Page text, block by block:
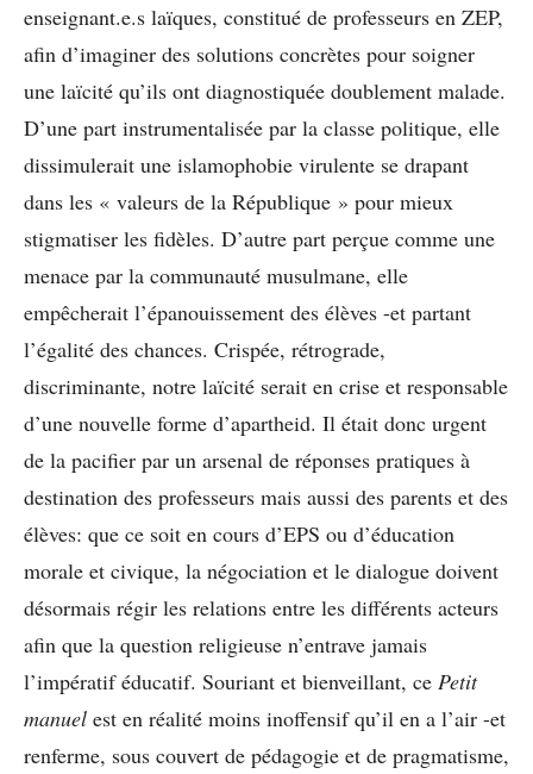
enseignant.e.s laïques, constitué de professeurs en ZEP,
afin d’imaginer des solutions concrètes pour soigner
une laïcité qu’ils ont diagnostiquée doublement malade.
D’une part instrumentalisée par la classe politique, elle
dissimulerait une islamophobie virulente se drapant
dans les « valeurs de la République » pour mieux
stigmatiser les fidèles. D’autre part perçue comme une
menace par la communauté musulmane, elle
empêcherait l’épanouissement des élèves -et partant
l’égalité des chances. Crispée, rétrograde,
discriminante, notre laïcité serait en crise et responsable
d’une nouvelle forme d’apartheid. Il était donc urgent
de la pacifier par un arsenal de réponses pratiques à
destination des professeurs mais aussi des parents et des
élèves: que ce soit en cours d’EPS ou d’éducation
morale et civique, la négociation et le dialogue doivent
désormais régir les relations entre les différents acteurs
afin que la question religieuse n’entrave jamais
l’impératif éducatif. Souriant et bienveillant, ce Petit
manuel est en réalité moins inoffensif qu’il en a l’air -et
renferme, sous couvert de pédagogie et de pragmatisme,